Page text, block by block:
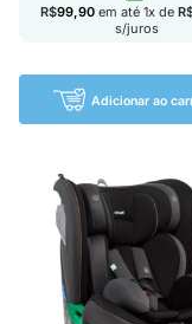
R$99,90 em até 1x de
s/juros
Adicionar ao